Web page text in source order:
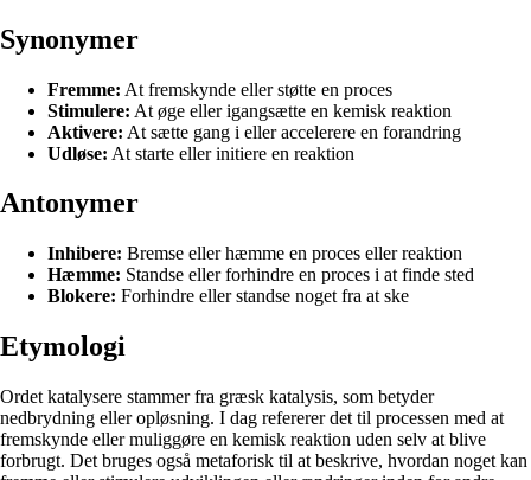
Synonymer
Fremme: At fremskynde eller støtte en proces
Stimulere: At øge eller igangsætte en kemisk reaktion
Aktivere: At sætte gang i eller accelerere en forandring
Udløse: At starte eller initiere en reaktion
Antonymer
Inhibere: Bremse eller hæmme en proces eller reaktion
Hæmme: Standse eller forhindre en proces i at finde sted
Blokere: Forhindre eller standse noget fra at ske
Etymologi
Ordet katalysere stammer fra græsk katalysis, som betyder
nedbrydning eller opløsning. I dag refererer det til processen med at
fremskynde eller muliggøre en kemisk reaktion uden selv at blive
forbrugt. Det bruges også metaforisk til at beskrive, hvordan noget kan